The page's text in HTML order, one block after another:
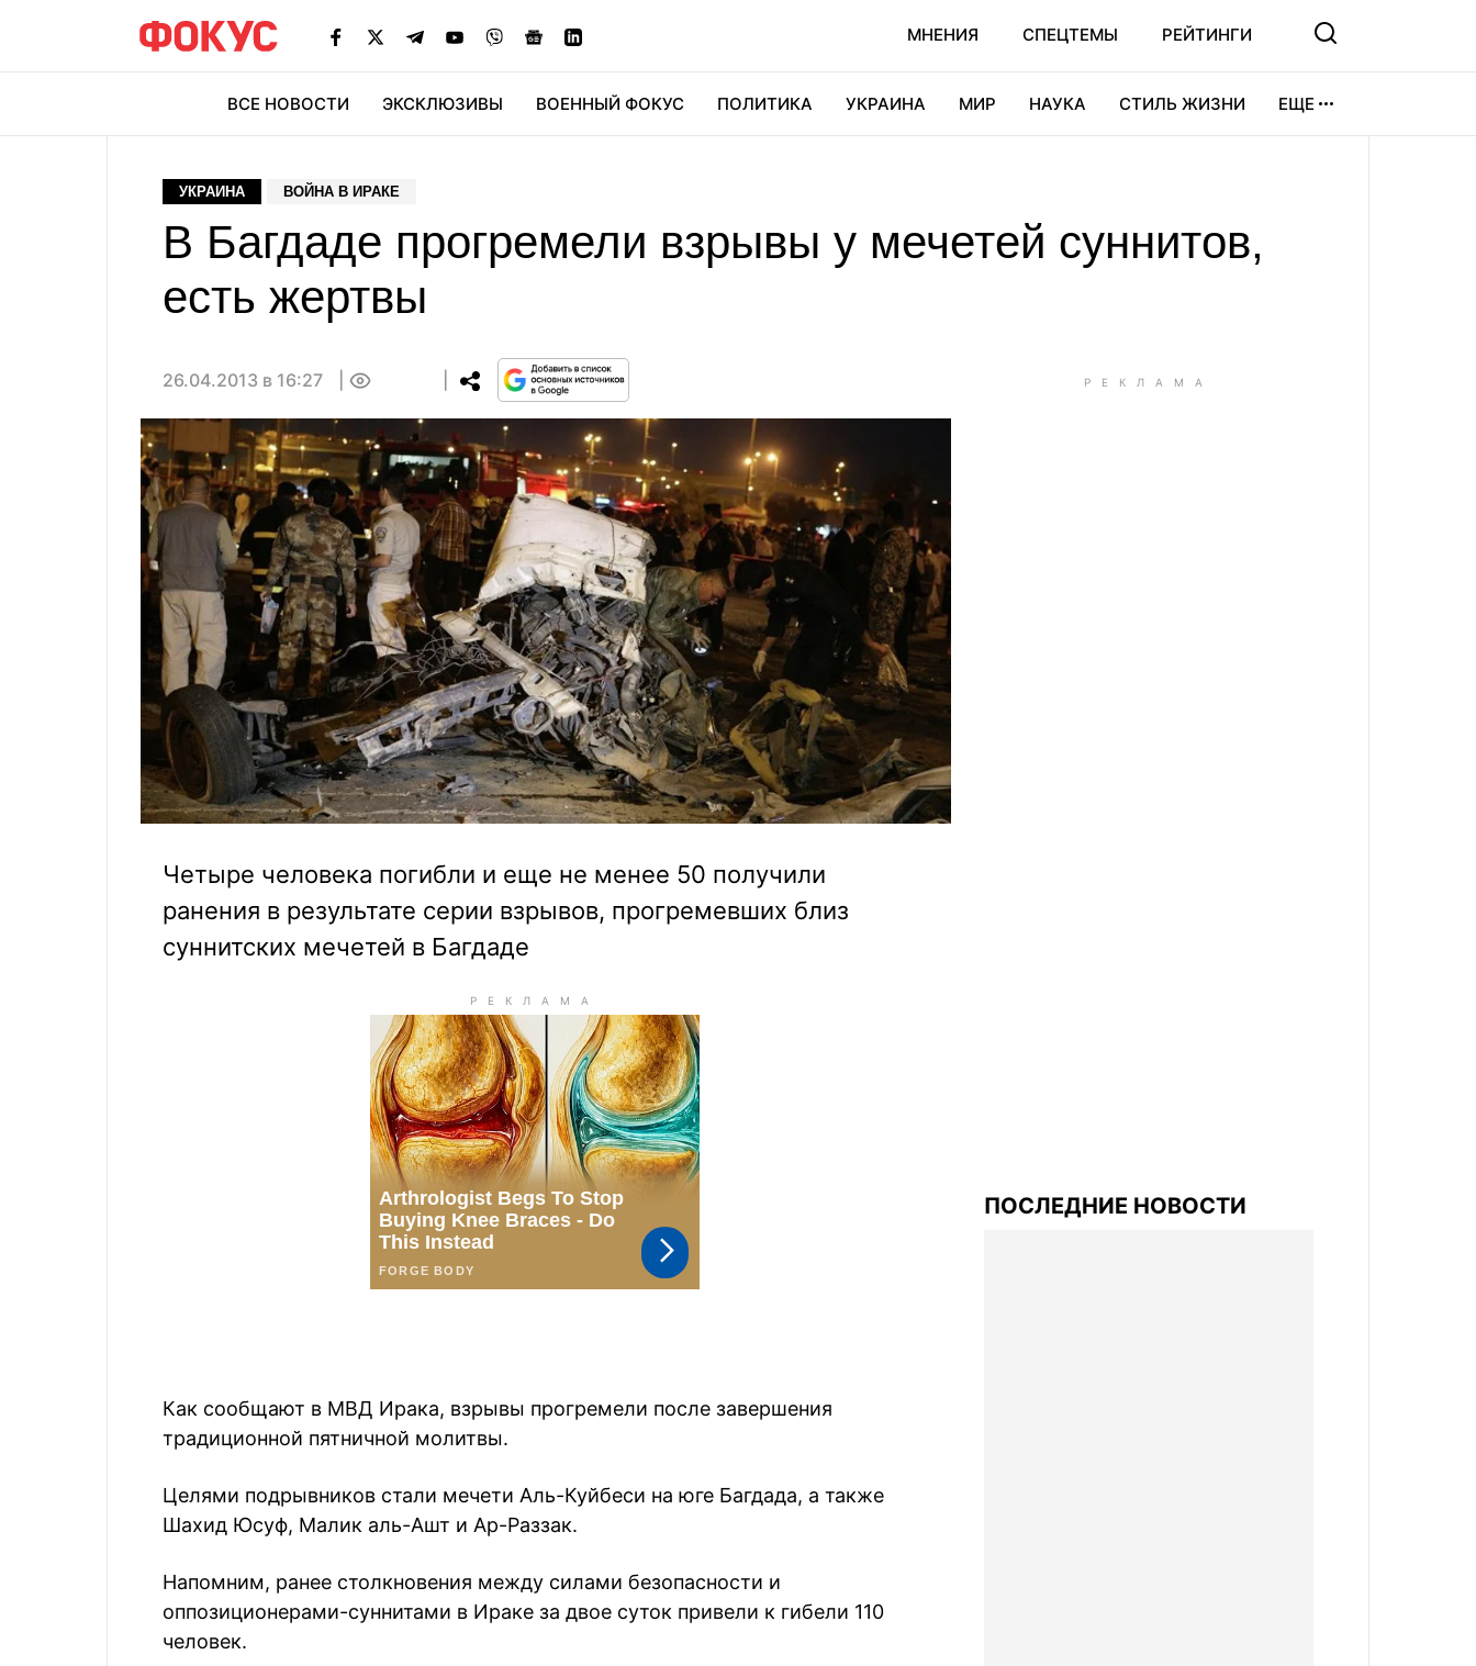
МНЕНИЯ СПЕЦТЕМЫ РЕЙТИНГИ
ВСЕ НОВОСТИ ЭКСКЛЮЗИВЫ ВОЕННЫЙ ФОКУС ПОЛИТИКА УКРАИНА МИР НАУКА СТИЛЬ ЖИЗНИ ЕЩЕ
УКРАИНА ВОЙНА В ИРАКЕ
В Багдаде прогремели взрывы у мечетей суннитов,
есть жертвы
26.04.2013 в 16:27
Четыре человека погибли и еще не менее 50 получили
ранения в результате серии взрывов, прогремевших близ
суннитских мечетей в Багдаде
Как сообщают в МВД Ирака, взрывы прогремели после завершения
традиционной пятничной молитвы.
Целями подрывников стали мечети Аль-Куйбеси на юге Багдада, а также
Шахид Юсуф, Малик аль-Ашт и Ар-Раззак.
Напомним, ранее столкновения между силами безопасности и
оппозиционерами-суннитами в Ираке за двое суток привели к гибели 110
человек.
ПОСЛЕДНИЕ НОВОСТИ